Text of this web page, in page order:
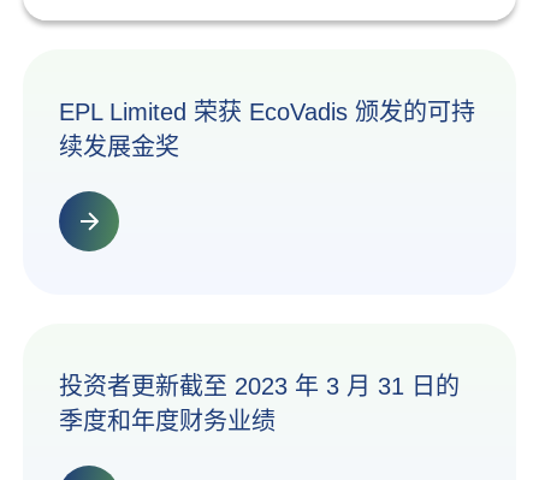
EPL Limited 荣获 EcoVadis 颁发的可持
续发展金奖
投资者更新截至 2023 年 3 月 31 日的
季度和年度财务业绩